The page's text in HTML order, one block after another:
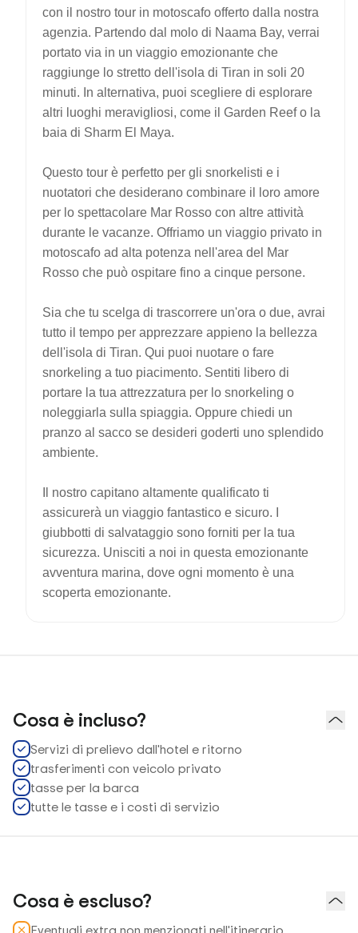
con il nostro tour in motoscafo offerto dalla nostra
agenzia. Partendo dal molo di Naama Bay, verrai
portato via in un viaggio emozionante che
raggiunge lo stretto dell'isola di Tiran in soli 20
minuti. In alternativa, puoi scegliere di esplorare
altri luoghi meravigliosi, come il Garden Reef o la
baia di Sharm El Maya.
Questo tour è perfetto per gli snorkelisti e i
nuotatori che desiderano combinare il loro amore
per lo spettacolare Mar Rosso con altre attività
durante le vacanze. Offriamo un viaggio privato in
motoscafo ad alta potenza nell'area del Mar
Rosso che può ospitare fino a cinque persone.
Sia che tu scelga di trascorrere un'ora o due, avrai
tutto il tempo per apprezzare appieno la bellezza
dell'isola di Tiran. Qui puoi nuotare o fare
snorkeling a tuo piacimento. Sentiti libero di
portare la tua attrezzatura per lo snorkeling o
noleggiarla sulla spiaggia. Oppure chiedi un
pranzo al sacco se desideri goderti uno splendido
ambiente.
Il nostro capitano altamente qualificato ti
assicurerà un viaggio fantastico e sicuro. I
giubbotti di salvataggio sono forniti per la tua
sicurezza. Unisciti a noi in questa emozionante
avventura marina, dove ogni momento è una
scoperta emozionante.
Cosa è incluso?
Servizi di prelievo dall'hotel e ritorno
trasferimenti con veicolo privato
tasse per la barca
tutte le tasse e i costi di servizio
Cosa è escluso?